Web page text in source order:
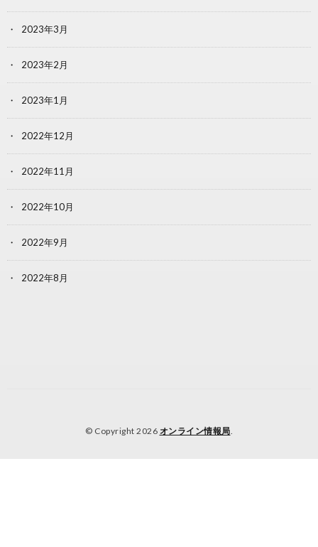
2023年3月
2023年2月
2023年1月
2022年12月
2022年11月
2022年10月
2022年9月
2022年8月
© Copyright 2026 オンライン情報局